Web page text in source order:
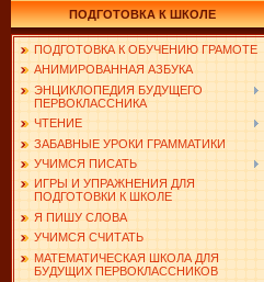
ПОДГОТОВКА К ШКОЛЕ
ПОДГОТОВКА К ОБУЧЕНИЮ ГРАМОТЕ
АНИМИРОВАННАЯ АЗБУКА
ЭНЦИКЛОПЕДИЯ БУДУЩЕГО
ПЕРВОКЛАССНИКА
ЧТЕНИЕ
ЗАБАВНЫЕ УРОКИ ГРАММАТИКИ
УЧИМСЯ ПИСАТЬ
ИГРЫ И УПРАЖНЕНИЯ ДЛЯ
ПОДГОТОВКИ К ШКОЛЕ
Я ПИШУ СЛОВА
УЧИМСЯ СЧИТАТЬ
МАТЕМАТИЧЕСКАЯ ШКОЛА ДЛЯ
БУДУЩИХ ПЕРВОКЛАССНИКОВ